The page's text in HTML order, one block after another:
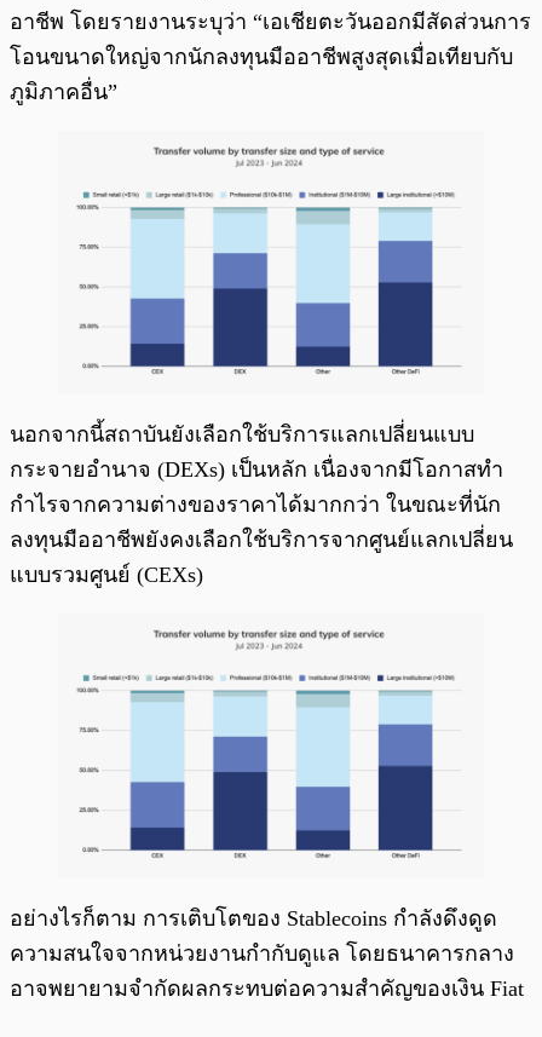
อาชีพ โดยรายงานระบุว่า “เอเชียตะวันออกมีสัดส่วนการ
โอนขนาดใหญ่จากนักลงทุนมืออาชีพสูงสุดเมื่อเทียบกับ
ภูมิภาคอื่น”
นอกจากนี้สถาบันยังเลือกใช้บริการแลกเปลี่ยนแบบ
กระจายอำนาจ (DEXs) เป็นหลัก เนื่องจากมีโอกาสทำ
กำไรจากความต่างของราคาได้มากกว่า ในขณะที่นัก
ลงทุนมืออาชีพยังคงเลือกใช้บริการจากศูนย์แลกเปลี่ยน
แบบรวมศูนย์ (CEXs)
อย่างไรก็ตาม การเติบโตของ Stablecoins กำลังดึงดูด
ความสนใจจากหน่วยงานกำกับดูแล โดยธนาคารกลาง
อาจพยายามจำกัดผลกระทบต่อความสำคัญของเงิน Fiat